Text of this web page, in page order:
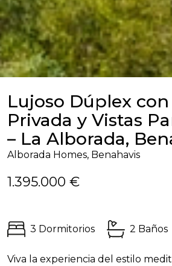
Lujoso Dúplex
Privada y Vistas
– La Alborada,
Alborada Homes, Benahavis
1.395.000 €
3 Dormitorios 2 Baños
Viva la experiencia del estilo